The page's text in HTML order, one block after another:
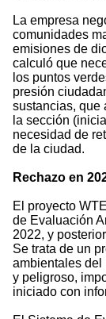
La empresa
comunidades
emisiones de
calculó que
los puntos
presión
sustancias, que
la sección
necesidad de
de la ciudad.
Rechazo en
El proyecto
de Evaluación
2022, y
Se trata de un
ambientales del
y peligroso,
iniciado con